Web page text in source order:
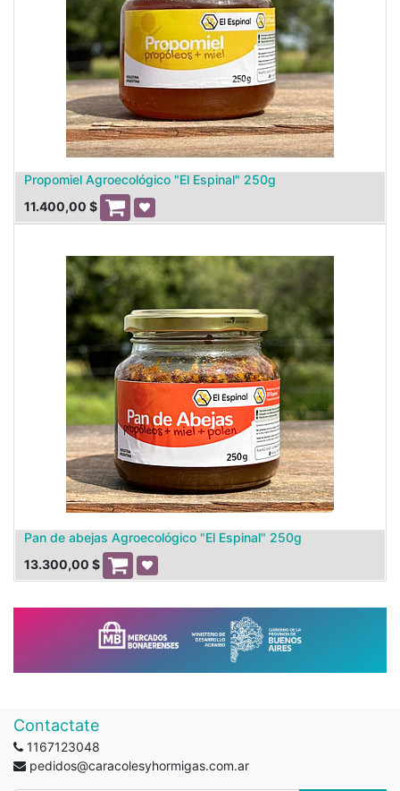
Propomiel Agroecológico "El Espinal" 250g
11.400,00 $
Pan de abejas Agroecológico "El Espinal" 250g
13.300,00 $
Contactate
1167123048
pedidos@caracolesyhormigas.com.ar